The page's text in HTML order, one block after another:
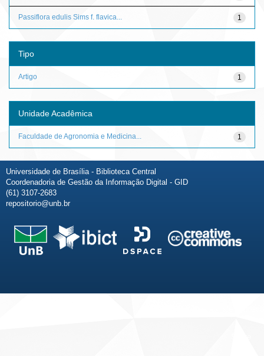
1
Passiflora edulis Sims f. flavica...
Tipo
1
Artigo
Unidade Acadêmica
1
Faculdade de Agronomia e Medicina...
Universidade de Brasília - Biblioteca Central
Coordenadoria de Gestão da Informação Digital - GID
(61) 3107-2683
repositorio@unb.br